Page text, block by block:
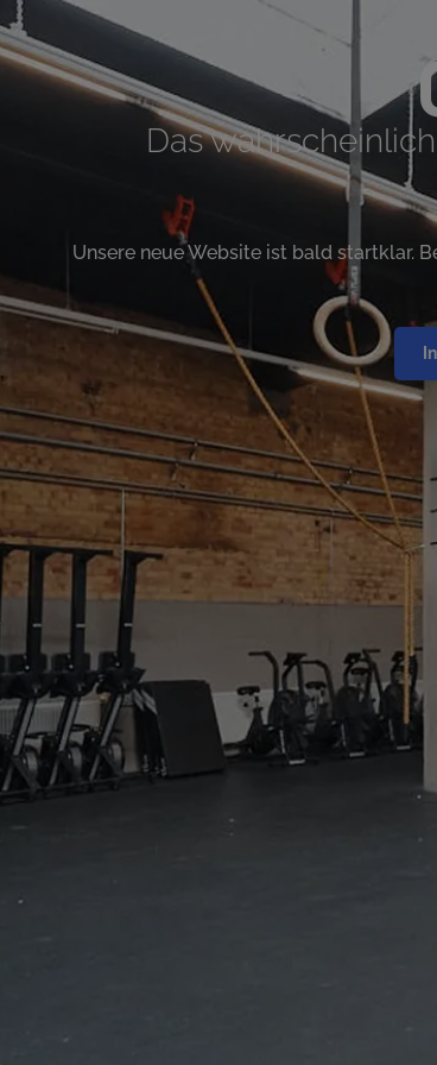
Das
Unsere neue Website ist bald startklar.